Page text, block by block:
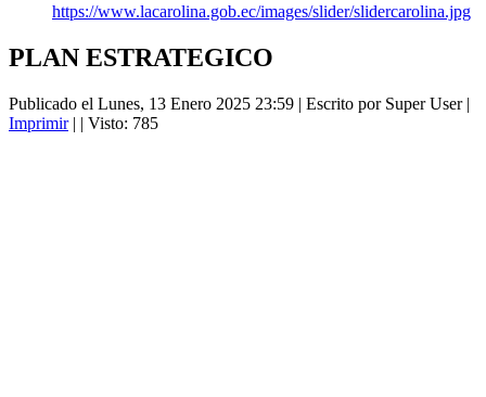
https://www.lacarolina.gob.ec/images/slider/slidercarolina.jpg
PLAN ESTRATEGICO
Publicado el Lunes, 13 Enero 2025 23:59 | Escrito por Super User|
Imprimir| | Visto: 785